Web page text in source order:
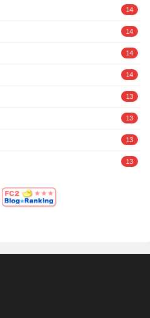
14
14
14
14
13
13
13
13